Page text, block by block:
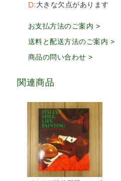
D 大きな欠点があります
お支払方法のご案内 >
送料と配送方法のご案内 >
商品の問い合わせ >
関連商品